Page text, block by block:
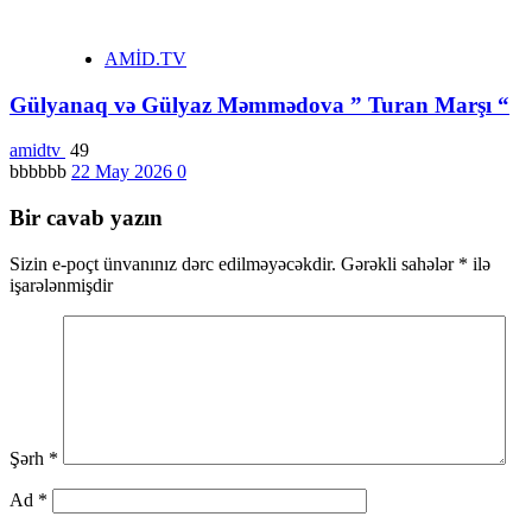
AMİD.TV
Gülyanaq və Gülyaz Məmmədova ” Turan Marşı “
amidtv 49
bbbbbb 22 May 2026 0
Bir cavab yazın
Sizin e-poçt ünvanınız dərc edilməyəcəkdir. Gərəkli sahələr * ilə
işarələnmişdir
Şərh *
Ad *